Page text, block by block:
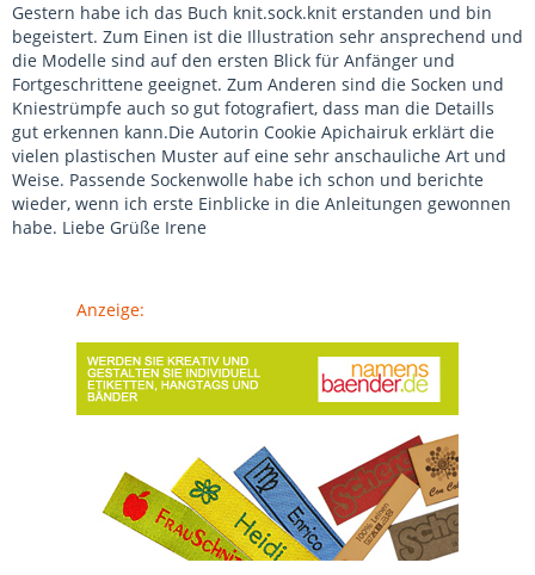
Gestern habe ich das Buch knit.sock.knit erstanden und bin
begeistert. Zum Einen ist die Illustration sehr ansprechend und
die Modelle sind auf den ersten Blick für Anfänger und
Fortgeschrittene geeignet. Zum Anderen sind die Socken und
Kniestrümpfe auch so gut fotografiert, dass man die Detaills
gut erkennen kann.Die Autorin Cookie Apichairuk erklärt die
vielen plastischen Muster auf eine sehr anschauliche Art und
Weise. Passende Sockenwolle habe ich schon und berichte
wieder, wenn ich erste Einblicke in die Anleitungen gewonnen
habe. Liebe Grüße Irene
Anzeige: